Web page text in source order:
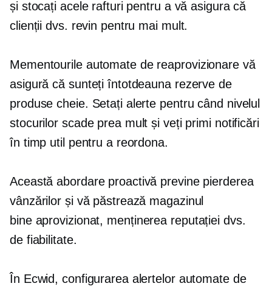
și stocați acele rafturi pentru a vă asigura că
clienții dvs. revin pentru mai mult.
Mementourile automate de reaprovizionare vă
asigură că sunteți întotdeauna rezerve de
produse cheie. Setați alerte pentru când nivelul
stocurilor scade prea mult și veți primi notificări
în timp util pentru a reordona.
Această abordare proactivă previne pierderea
vânzărilor și vă păstrează magazinul
bine aprovizionat, menținerea reputației dvs.
de fiabilitate.
În Ecwid, configurarea alertelor automate de